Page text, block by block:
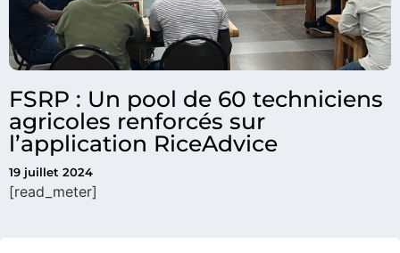
FSRP : Un pool de 60 techniciens
agricoles renforcés sur
l’application RiceAdvice
19 juillet 2024
[read_meter]